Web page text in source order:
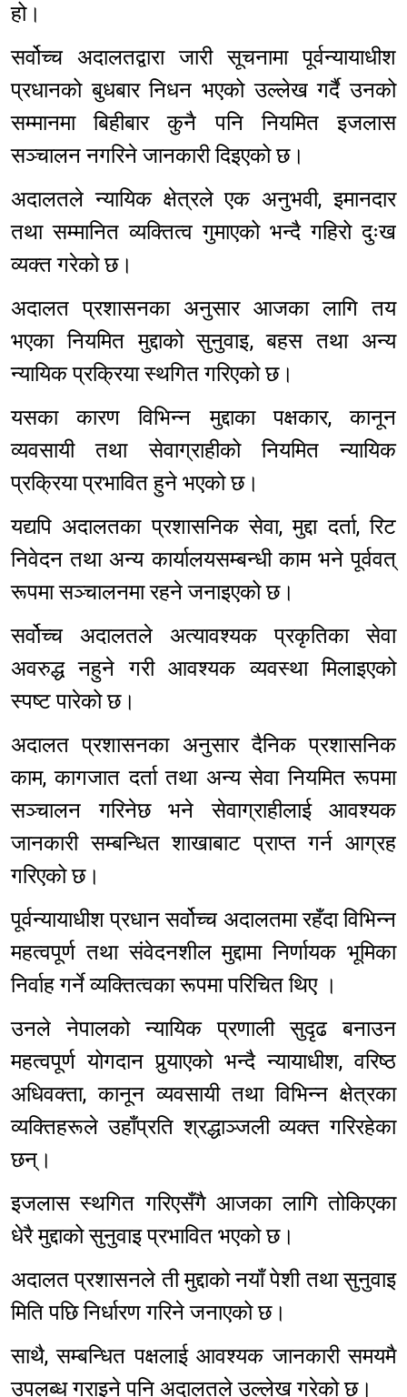
हो।
सर्वोच्च अदालतद्वारा जारी सूचनामा पूर्वन्यायाधीश
प्रधानको बुधबार निधन भएको उल्लेख गर्दै उनको
सम्मानमा बिहीबार कुनै पनि नियमित इजलास
सञ्चालन नगरिने जानकारी दिइएको छ।
अदालतले न्यायिक क्षेत्रले एक अनुभवी, इमानदार
तथा सम्मानित व्यक्तित्व गुमाएको भन्दै गहिरो दुःख
व्यक्त गरेको छ।
अदालत प्रशासनका अनुसार आजका लागि तय
भएका नियमित मुद्दाको सुनुवाइ, बहस तथा अन्य
न्यायिक प्रक्रिया स्थगित गरिएको छ।
यसका कारण विभिन्न मुद्दाका पक्षकार, कानून
व्यवसायी तथा सेवाग्राहीको नियमित न्यायिक
प्रक्रिया प्रभावित हुने भएको छ।
यद्यपि अदालतका प्रशासनिक सेवा, मुद्दा दर्ता, रिट
निवेदन तथा अन्य कार्यालयसम्बन्धी काम भने पूर्ववत्
रूपमा सञ्चालनमा रहने जनाइएको छ।
सर्वोच्च अदालतले अत्यावश्यक प्रकृतिका सेवा
अवरुद्ध नहुने गरी आवश्यक व्यवस्था मिलाइएको
स्पष्ट पारेको छ।
अदालत प्रशासनका अनुसार दैनिक प्रशासनिक
काम, कागजात दर्ता तथा अन्य सेवा नियमित रूपमा
सञ्चालन गरिनेछ भने सेवाग्राहीलाई आवश्यक
जानकारी सम्बन्धित शाखाबाट प्राप्त गर्न आग्रह
गरिएको छ।
पूर्वन्यायाधीश प्रधान सर्वोच्च अदालतमा रहँदा विभिन्न
महत्वपूर्ण तथा संवेदनशील मुद्दामा निर्णायक भूमिका
निर्वाह गर्ने व्यक्तित्वका रूपमा परिचित थिए ।
उनले नेपालको न्यायिक प्रणाली सुदृढ बनाउन
महत्वपूर्ण योगदान पुर्‍याएको भन्दै न्यायाधीश, वरिष्ठ
अधिवक्ता, कानून व्यवसायी तथा विभिन्न क्षेत्रका
व्यक्तिहरूले उहाँप्रति श्रद्धाञ्जली व्यक्त गरिरहेका
छन्।
इजलास स्थगित गरिएसँगै आजका लागि तोकिएका
धेरै मुद्दाको सुनुवाइ प्रभावित भएको छ।
अदालत प्रशासनले ती मुद्दाको नयाँ पेशी तथा सुनुवाइ
मिति पछि निर्धारण गरिने जनाएको छ।
साथै, सम्बन्धित पक्षलाई आवश्यक जानकारी समयमै
उपलब्ध गराइने पनि अदालतले उल्लेख गरेको छ।